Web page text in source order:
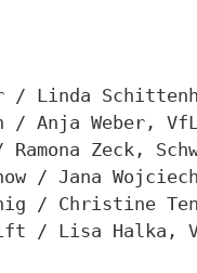
/ Linda
/ Anja Weber,
/ Ramona Zeck,
/ Jana
/ Christine
/ Lisa Halka,